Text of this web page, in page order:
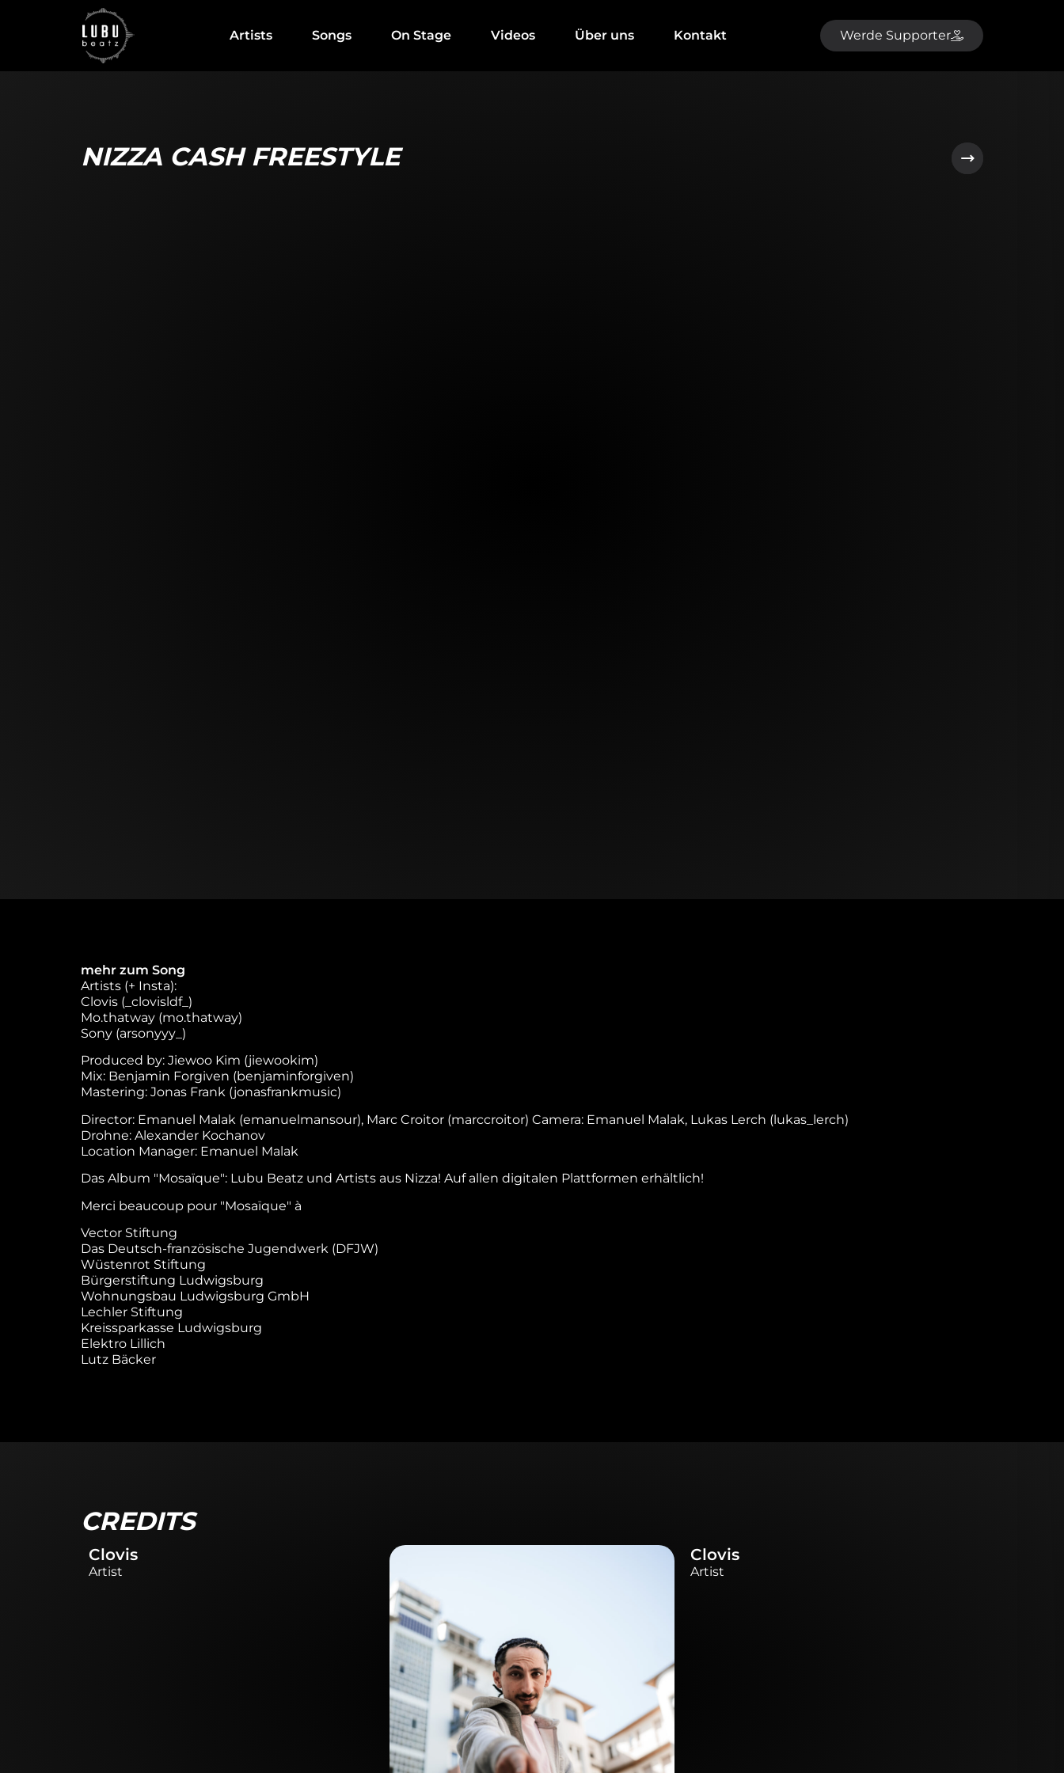
Artists Songs On Stage Videos Über uns Kontakt Werde Supporter
NIZZA CASH FREESTYLE
mehr zum Song
Artists (+ Insta):
Clovis (_clovisldf_)
Mo.thatway (mo.thatway)
Sony (arsonyyy_)
Produced by: Jiewoo Kim (jiewookim)
Mix: Benjamin Forgiven (benjaminforgiven)
Mastering: Jonas Frank (jonasfrankmusic)
Director: Emanuel Malak (emanuelmansour), Marc Croitor (marccroitor) Camera: Emanuel Malak, Lukas Lerch (lukas_lerch)
Drohne: Alexander Kochanov
Location Manager: Emanuel Malak
Das Album "Mosaïque": Lubu Beatz und Artists aus Nizza! Auf allen digitalen Plattformen erhältlich!
Merci beaucoup pour "Mosaïque" à
Vector Stiftung
Das Deutsch-französische Jugendwerk (DFJW)
Wüstenrot Stiftung
Bürgerstiftung Ludwigsburg
Wohnungsbau Ludwigsburg GmbH
Lechler Stiftung
Kreissparkasse Ludwigsburg
Elektro Lillich
Lutz Bäcker
CREDITS
Clovis